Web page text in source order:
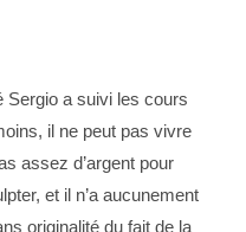
Sergio a suivi les cours
il ne peut pas vivre
assez d’argent pour
et il n’a aucunement
originalité du fait de la